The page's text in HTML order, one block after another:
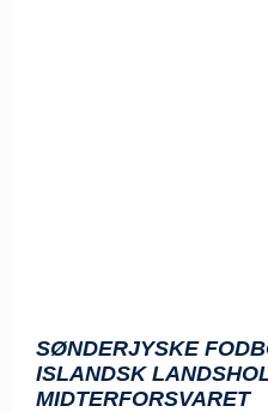
SØNDERJYSKE
ISLANDSK
MIDTERFORSVARET